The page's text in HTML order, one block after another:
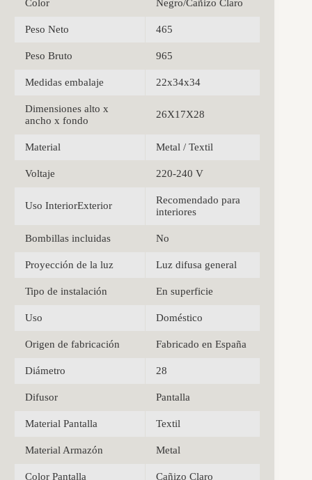
Color Negro/Cañizo Claro
Peso Neto 465
Peso Bruto 965
Medidas embalaje 22x34x34
Dimensiones alto x
ancho x fondo
26X17X28
Material Metal / Textil
Voltaje 220-240 V
Uso InteriorExterior
Recomendado para
interiores
Bombillas incluidas No
Proyección de la luz Luz difusa general
Tipo de instalación En superficie
Uso Doméstico
Origen de fabricación Fabricado en España
Diámetro 28
Difusor Pantalla
Material Pantalla Textil
Material Armazón Metal
Color Pantalla Cañizo Claro